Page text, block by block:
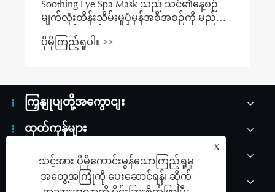
Soothing Eye Spa Mask သည် သင်၏နေ့စဉ်
မျက်လုံးထိန်းသိမ်းမှုပုံမှန်အစီအစဉ်ကို မည်သို့
ပိုမိုကြည့်ရှုပါ။ >>
ကြှနျုပျတို့အကွောငျး
ထုတ်ကုန်များ
သတင်း
ကြှနျုပျတို့ကိုဆကျသှယျရနျ
X
သင့်အား ပိုမိုကောင်းမွန်သောကြည့်ရှုမှု
အတွေ့အကြုံကို ပေးဆောင်ရန်၊ ဆိုက်